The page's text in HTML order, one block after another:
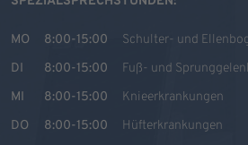
MO 8:00-15:00
Schulter- und
DI
8:00-15:00
Fuß- und
MI
8:00-15:00
Knieerkrankungen
DO
8:00-15:00
Hüfterkrankungen